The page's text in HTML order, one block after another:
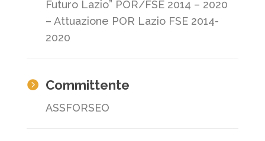
Futuro Lazio” POR/FSE 2014 – 2020
– Attuazione POR Lazio FSE 2014-
2020
 Committente
ASSFORSEO